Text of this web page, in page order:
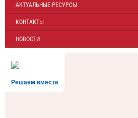
АКТУАЛЬНЫЕ РЕСУРСЫ
КОНТАКТЫ
НОВОСТИ
Решаем вместе